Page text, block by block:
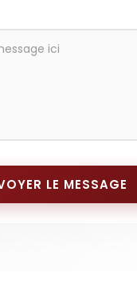
LE MESSAGE